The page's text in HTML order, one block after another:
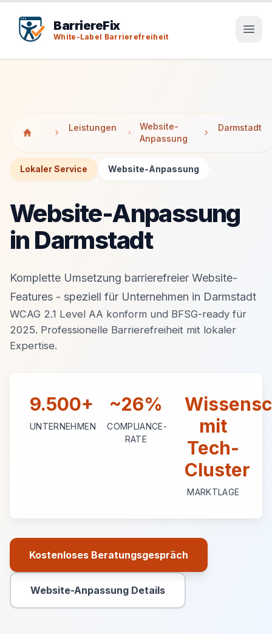
BarriereFix
White-Label Barrierefreiheit
Leistungen
Website-
Anpassung
Darmstadt
Lokaler Service Website-Anpassung
Website-Anpassung
in Darmstadt
Komplette Umsetzung barrierefreier Website-
Features - speziell für Unternehmen in Darmstadt
WCAG 2.1 Level AA konform und BFSG-ready für
2025. Professionelle Barrierefreiheit mit lokaler
Expertise.
9.500+
UNTERNEHMEN
~26%
COMPLIANCE-
RATE
mit
Tech-
Cluster
MARKTLAGE
Kostenloses Beratungsgespräch
Primäre Aktion
Website-Anpassung Details
Sekundäre Aktion